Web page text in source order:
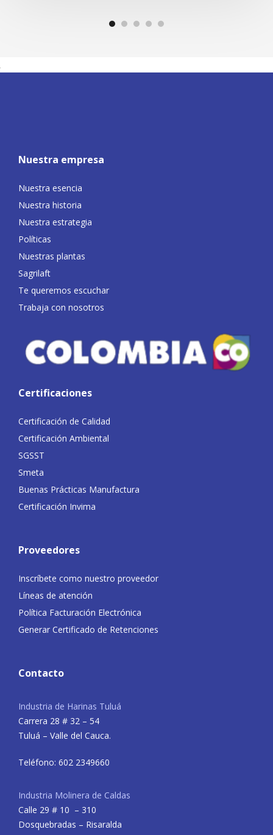
Nuestra empresa
Nuestra esencia
Nuestra historia
Nuestra estrategia
Políticas
Nuestras plantas
Sagrilaft
Te queremos escuchar
Trabaja con nosotros
Certificaciones
Certificación de Calidad
Certificación Ambiental
SGSST
Smeta
Buenas Prácticas Manufactura
Certificación Invima
Proveedores
Inscríbete como nuestro proveedor
Líneas de atención
Política Facturación Electrónica
Generar Certificado de Retenciones
Contacto
Industria de Harinas Tuluá
Carrera 28 # 32 – 54
Tuluá – Valle del Cauca.
Teléfono: 602 2349660
Industria Molinera de Caldas
Calle 29 # 10 – 310
Dosquebradas – Risaralda